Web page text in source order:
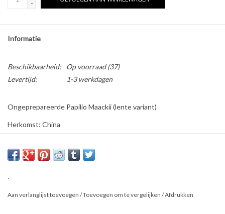
-
Informatie
Beschikbaarheid: Op voorraad(37)
Levertijd:
1-3 werkdagen
Ongeprepareerde Papilio Maackii (lente variant)
Herkomst: China
Maat: M
.
Aan verlanglijst toevoegen /Toevoegen om te vergelijken /Afdrukken